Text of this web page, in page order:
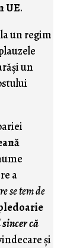
UE.
un regim
un
a
se tem de
sincer că
şi